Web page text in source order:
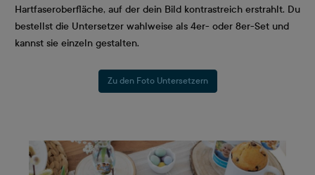
Hartfaseroberfläche, auf der dein Bild kontrastreich erstrahlt. Du
bestellst die Untersetzer wahlweise als 4er- oder 8er-Set und
kannst sie einzeln gestalten.
Zu den Foto Untersetzern